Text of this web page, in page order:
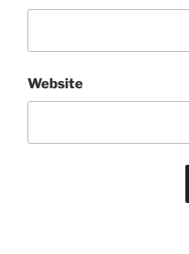
Website